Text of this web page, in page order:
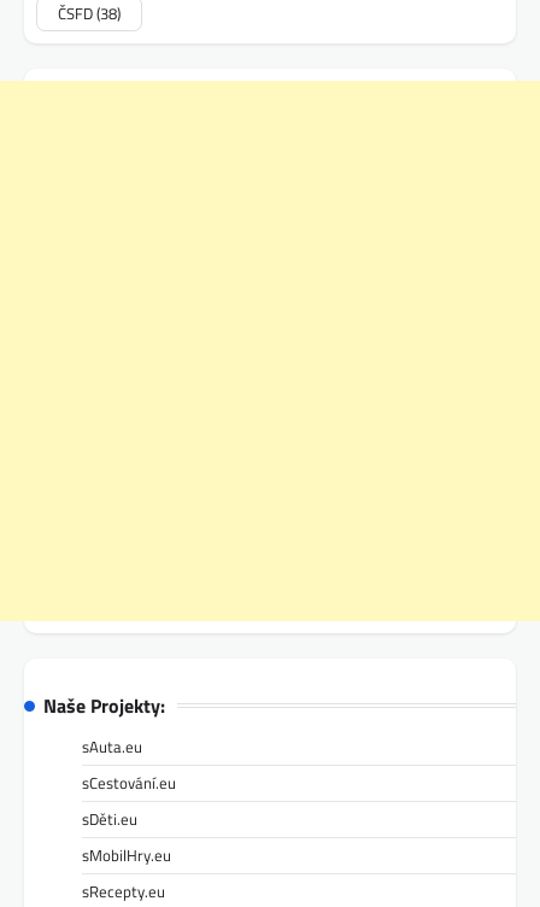
ČSFD(38)
Naše Projekty:
sAuta.eu
sCestování.eu
sDěti.eu
sMobilHry.eu
sRecepty.eu